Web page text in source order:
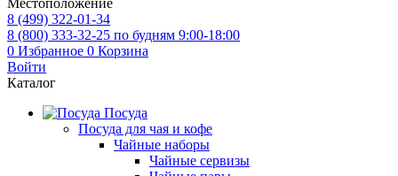
Местоположение
8 (499) 322-01-34
8 (800) 333-32-25 по будням 9:00-18:00
0 Избранное 0 Корзина
Войти
Каталог
Посуда
Посуда для чая и кофе
Чайные наборы
Чайные сервизы